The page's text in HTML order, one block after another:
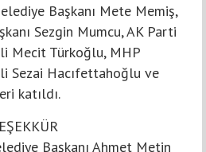
Başkanı Mete Memiş,
Sezgin Mumcu, AK Parti
Mecit Türkoğlu, MHP
Sezai Hacıfettahoğlu ve
katıldı.
Başkanı Ahmet Metin